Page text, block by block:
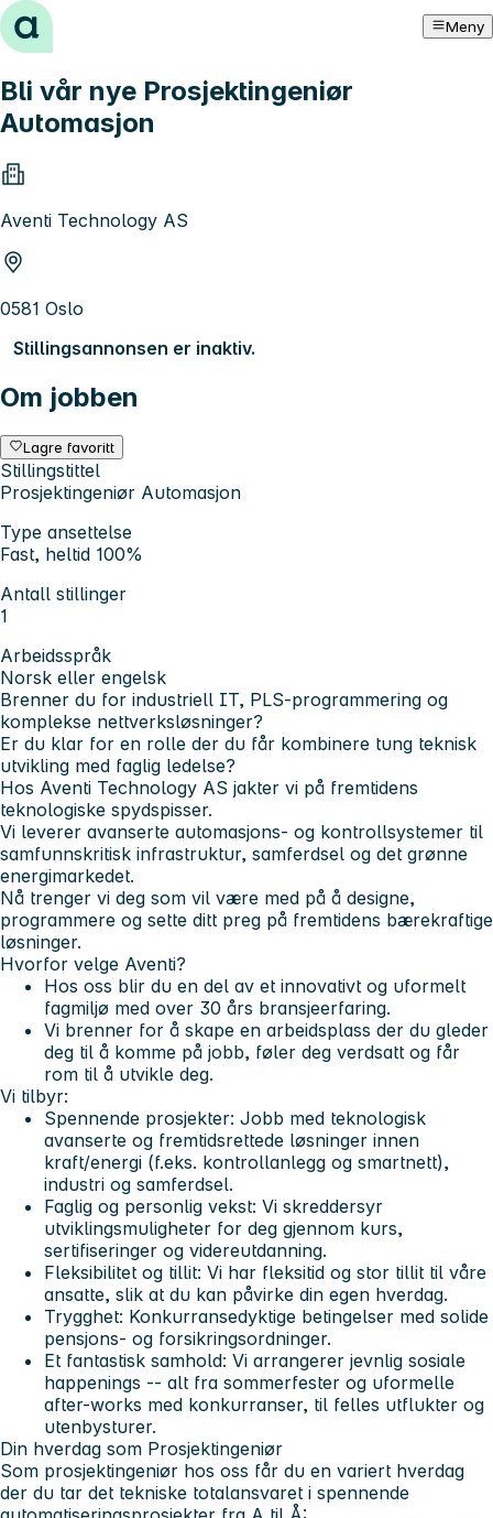
Hopp til innhold Meny
Bli vår nye Prosjektingeniør
Automasjon
Aventi Technology AS
0581 Oslo
Stillingsannonsen er inaktiv.
Om jobben
Lagre favoritt
Stillingstittel
Prosjektingeniør Automasjon
Type ansettelse
Fast, heltid 100%
Antall stillinger
1
Arbeidsspråk
Norsk eller engelsk
Brenner du for industriell IT, PLS-programmering og
komplekse nettverksløsninger?
Er du klar for en rolle der du får kombinere tung teknisk
utvikling med faglig ledelse?
Hos Aventi Technology AS jakter vi på fremtidens
teknologiske spydspisser.
Vi leverer avanserte automasjons- og kontrollsystemer til
samfunnskritisk infrastruktur, samferdsel og det grønne
energimarkedet.
Nå trenger vi deg som vil være med på å designe,
programmere og sette ditt preg på fremtidens bærekraftige
løsninger.
Hvorfor velge Aventi?
Hos oss blir du en del av et innovativt og uformelt
fagmiljø med over 30 års bransjeerfaring.
Vi brenner for å skape en arbeidsplass der du gleder
deg til å komme på jobb, føler deg verdsatt og får
rom til å utvikle deg.
Vi tilbyr:
Spennende prosjekter: Jobb med teknologisk
avanserte og fremtidsrettede løsninger innen
kraft/energi (f.eks. kontrollanlegg og smartnett),
industri og samferdsel.
Faglig og personlig vekst: Vi skreddersyr
utviklingsmuligheter for deg gjennom kurs,
sertifiseringer og videreutdanning.
Fleksibilitet og tillit: Vi har fleksitid og stor tillit til våre
ansatte, slik at du kan påvirke din egen hverdag.
Trygghet: Konkurransedyktige betingelser med solide
pensjons- og forsikringsordninger.
Et fantastisk samhold: Vi arrangerer jevnlig sosiale
happenings -- alt fra sommerfester og uformelle
after-works med konkurranser, til felles utflukter og
utenbysturer.
Din hverdag som Prosjektingeniør
Som prosjektingeniør hos oss får du en variert hverdag
der du tar det tekniske totalansvaret i spennende